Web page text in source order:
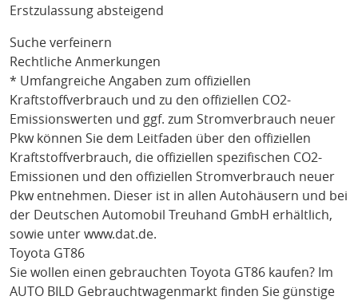
Erstzulassung absteigend
Suche verfeinern
Rechtliche Anmerkungen
* Umfangreiche Angaben zum offiziellen
Kraftstoffverbrauch und zu den offiziellen CO2-
Emissionswerten und ggf. zum Stromverbrauch neuer
Pkw können Sie dem Leitfaden über den offiziellen
Kraftstoffverbrauch, die offiziellen spezifischen CO2-
Emissionen und den offiziellen Stromverbrauch neuer
Pkw entnehmen. Dieser ist in allen Autohäusern und bei
der Deutschen Automobil Treuhand GmbH erhältlich,
sowie unter www.dat.de.
Toyota GT86
Sie wollen einen gebrauchten Toyota GT86 kaufen? Im
AUTO BILD Gebrauchtwagenmarkt finden Sie günstige